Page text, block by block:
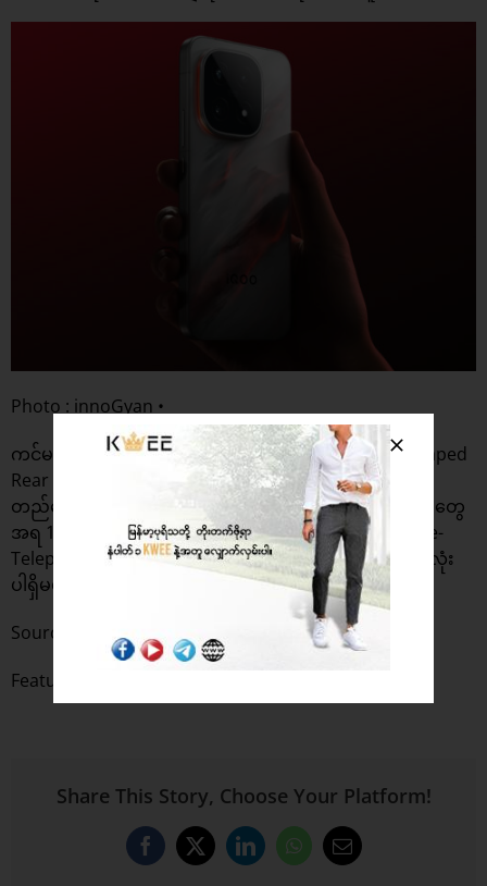
Photo : innoGyan •
ကင်မရာ ဒီဇိုင်းကတော့ iQOO 13 နဲ့ဆင်တူတဲ့ Squircle-shaped
Rear ကင်မရာ Island နဲ့လာမှာဖြစ်ပြီး Metal Frame နဲ့
တည်ဆောက်ထားမှာ ဖြစ်ပါတယ်။ ထွက်ပေါ်လာတဲ့ သတင်းတွေ
အရ 100X Digital Zoom Support ပေးထားတဲ့ Periscope-
Telephoto Sensor အပါအဝင် ကျောဘက်မှာ ကင်မရာ ၃ လုံး
ပါရှိမယ်လို့ သိထားရပါတယ်။
Source :
GSMArena.com
Featured Photo : Notebookcheck
Share This Story, Choose Your Platform!
Facebook
X LinkedInWhatsApp
Email